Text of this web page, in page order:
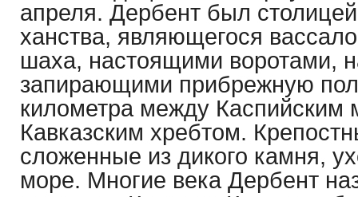
апреля. Дербент был
ханства, являющегося
шаха, настоящими воротами,
запирающими прибрежную
километра между
Кавказским хребтом.
сложенные из дикого камня,
море. Многие века Дербент